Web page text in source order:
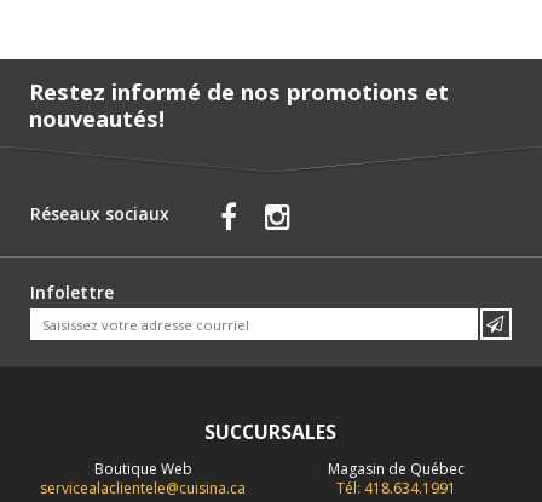
Restez informé de nos promotions et
nouveautés!
Réseaux sociaux
Infolettre
SUCCURSALES
Boutique Web
servicealaclientele@cuisina.ca
Magasin de Québec
Tél: 418.634.1991